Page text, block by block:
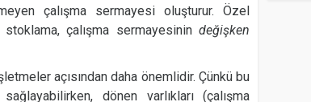
çalışma sermayesi oluşturur. Özel
çalışma sermayesinindeğişken
açısından daha önemlidir. Çünkü bu
dönen varlıkları (çalışma